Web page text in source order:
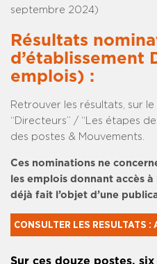
septembre 2024)
Résultats
d’établissement
emplois) :
Retrouver les résultats, sur
“Directeurs” / “Les étapes
des postes & Mouvements.
Ces nominations ne
les emplois donnant accès
déjà fait l’objet d’une
CONSULTER LES RESULTATS :
Sur ces douze postes,